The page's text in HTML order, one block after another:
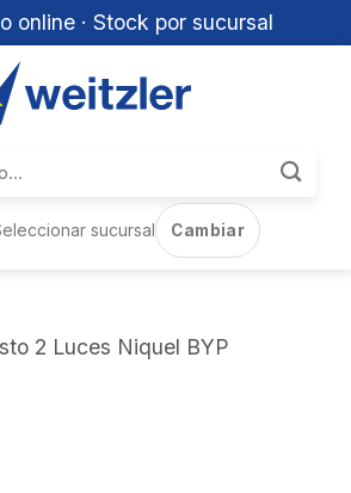
online · Stock por sucursal
sucursal Cambiar